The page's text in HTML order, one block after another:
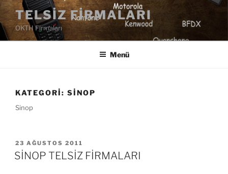
İçeriğe
geç TELSIZ FIRMALARI
OKTH Firmaları
Menü
KATEGORI: SINOP
Sinop
YAYIM
TARIHI
23 AĞUSTOS 2011
SİNOP TELSİZ FİRMALARI